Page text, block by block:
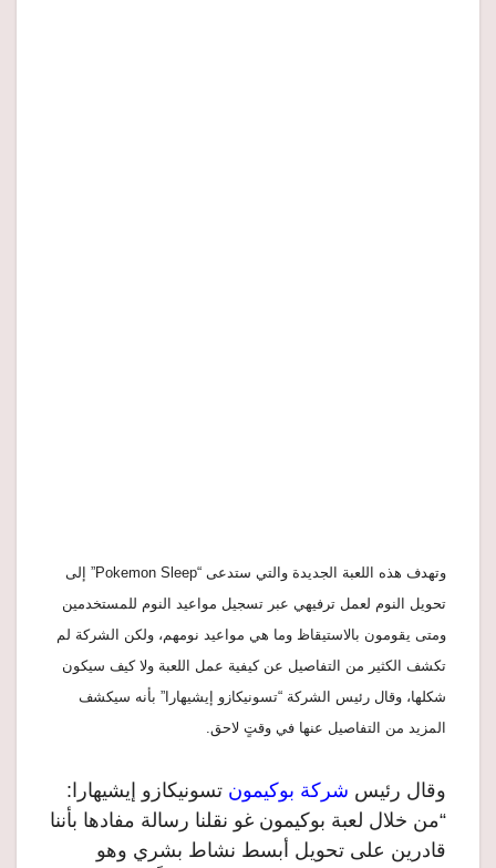
وتهدف هذه اللعبة الجديدة والتي ستدعى “Pokemon Sleep” إلى
تحويل النوم لعمل ترفيهي عبر تسجيل مواعيد النوم للمستخدمين
ومتى يقومون بالاستيقاظ وما هي مواعيد نومهم، ولكن الشركة لم
تكشف الكثير من التفاصيل عن كيفية عمل اللعبة ولا كيف سيكون
شكلها، وقال رئيس الشركة “تسونيكازو إيشيهارا” بأنه سيكشف
المزيد من التفاصيل عنها في وقتٍ لاحق.
وقال رئيس شركة بوكيمون تسونيكازو إيشيهارا:
“من خلال لعبة بوكيمون غو نقلنا رسالة مفادها بأننا
قادرين على تحويل أبسط نشاط بشري وهو